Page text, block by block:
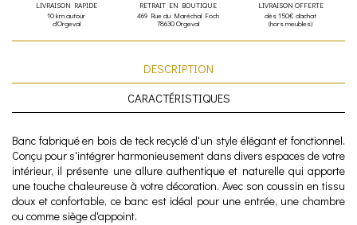
LIVRAISON RAPIDE
10 km autour
d'Orgeval
RETRAIT EN BOUTIQUE
469 Rue du Maréchal Foch
78630 Orgeval
LIVRAISON OFFERTE
dès 150€ d'achat
(hors meubles)
DESCRIPTION
CARACTÉRISTIQUES
Banc fabriqué en bois de teck recyclé d'un style élégant et fonctionnel.
Conçu pour s'intégrer harmonieusement dans divers espaces de votre
intérieur, il présente une allure authentique et naturelle qui apporte
une touche chaleureuse à votre décoration. Avec son coussin en tissu
doux et confortable, ce banc est idéal pour une entrée, une chambre
ou comme siège d'appoint.